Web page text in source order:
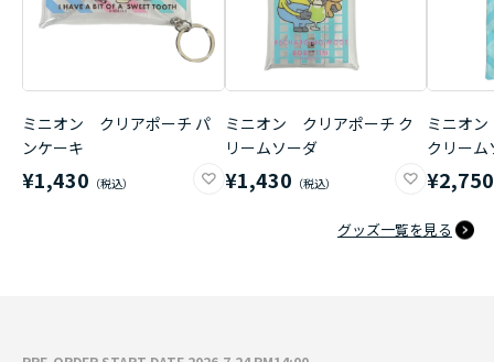
ミニオン クリアポーチ パ
ンケーキ
¥1,430
ミニオン クリアポーチ ク
リームソーダ
¥1,430
ミニオ
クリーム
¥2,750
グッズ一覧を見る